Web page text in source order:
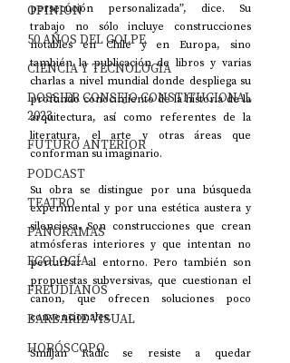
OPINIÓN
50 AÑOS DEL GOLPE
CIENCIA Y TECNOLOGÍA
DOSSIER CONSEJO CONSTITUCIONAL
2023
FUTURO ANTERIOR
PODCAST
TEATRO
PANORAMAS
ECOLOGÍA
FREUDIANOS
BARBARIE VISUAL
HORÓSCOPO
persecución personalizada”, dice. Su
trabajo no sólo incluye construcciones
notables en Chile y en Europa, sino
también la publicación de libros y varias
charlas a nivel mundial donde despliega su
profundo conocimiento de la historia de la
arquitectura, así como referentes de la
literatura, el arte y otras áreas que
conforman su imaginario.
Su obra se distingue por una búsqueda
experimental y por una estética austera y
silenciosa. Son construcciones que crean
atmósferas interiores y que intentan no
perturbar al entorno. Pero también son
propuestas subversivas, que cuestionan el
canon, que ofrecen soluciones poco
convencionales.
Smiljan Radic se resiste a quedar